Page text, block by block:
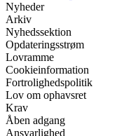
Nyheder
Arkiv
Nyhedssektion
Opdateringsstrøm
Lovramme
Cookieinformation
Fortrolighedspolitik
Lov om ophavsret
Krav
Åben adgang
Ansvarlighed